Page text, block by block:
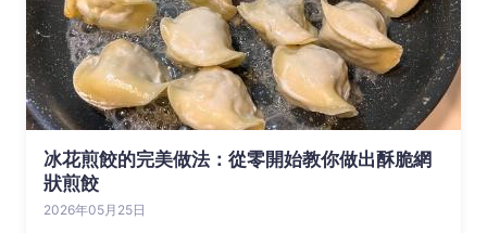
冰花煎餃的完美做法：從零開始教你做出酥脆網
狀煎餃
2026年05月25日